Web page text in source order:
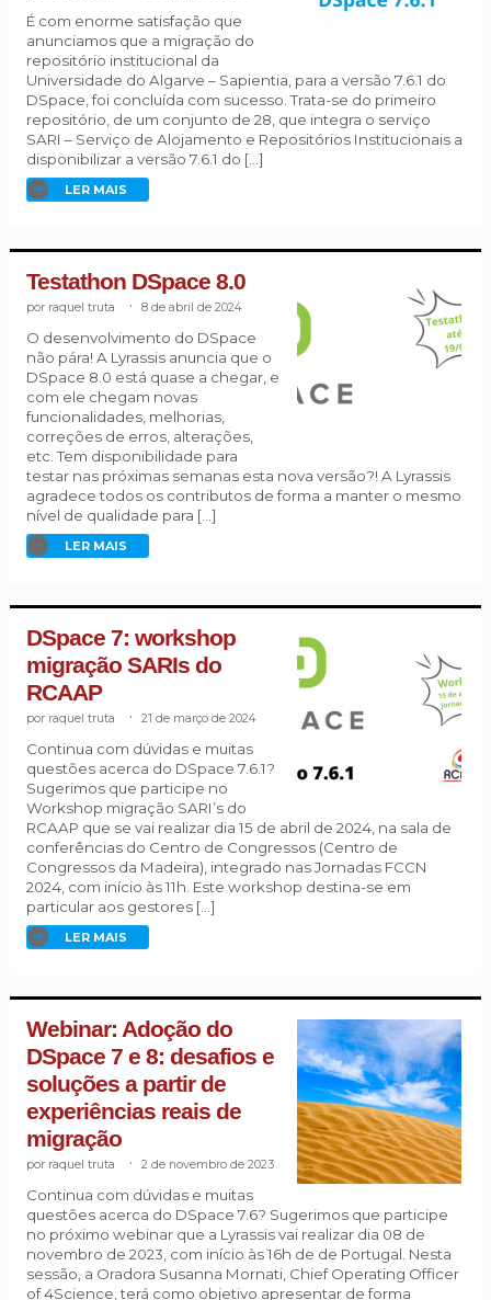
É com enorme satisfação que
anunciamos que a migração do
repositório institucional da
Universidade do Algarve – Sapientia, para a versão 7.6.1 do
DSpace, foi concluída com sucesso. Trata-se do primeiro
repositório, de um conjunto de 28, que integra o serviço
SARI – Serviço de Alojamento e Repositórios Institucionais a
disponibilizar a versão 7.6.1 do […]
LER MAIS
Testathon DSpace 8.0
raquel truta 8 de abril de 2024
O desenvolvimento do DSpace
não pára! A Lyrassis anuncia que o
DSpace 8.0 está quase a chegar, e
com ele chegam novas
funcionalidades, melhorias,
correções de erros, alterações,
etc. Tem disponibilidade para
testar nas próximas semanas esta nova versão?! A Lyrassis
agradece todos os contributos de forma a manter o mesmo
nível de qualidade para […]
LER MAIS
DSpace 7: workshop
migração SARIs do
RCAAP
raquel truta 21 de março de 2024
Continua com dúvidas e muitas
questões acerca do DSpace 7.6.1?
Sugerimos que participe no
Workshop migração SARI’s do
RCAAP que se vai realizar dia 15 de abril de 2024, na sala de
conferências do Centro de Congressos (Centro de
Congressos da Madeira), integrado nas Jornadas FCCN
2024, com início às 11h. Este workshop destina-se em
particular aos gestores […]
LER MAIS
Webinar: Adoção do
DSpace 7 e 8: desafios e
soluções a partir de
experiências reais de
migração
raquel truta 2 de novembro de 2023
Continua com dúvidas e muitas
questões acerca do DSpace 7.6? Sugerimos que participe
no próximo webinar que a Lyrassis vai realizar dia 08 de
novembro de 2023, com início às 16h de de Portugal. Nesta
sessão, a Oradora Susanna Mornati, Chief Operating Officer
of 4Science, terá como objetivo apresentar de forma